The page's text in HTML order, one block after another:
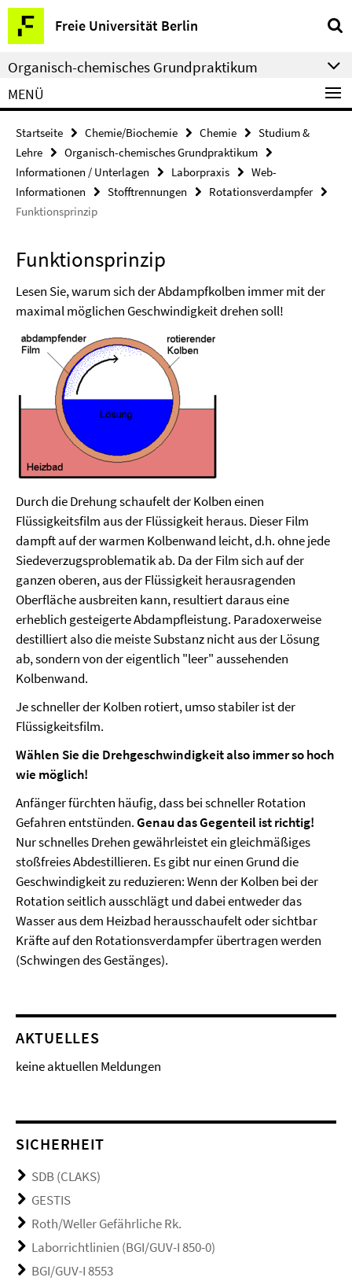
Springe
direkt
zu
Inhalt
Freie Universität Berlin
Service-
Navigation
Organisch-chemisches Grundpraktikum
MENÜ
Startseite Chemie/Biochemie Chemie
Studium &
Lehre
Organisch-chemisches Grundpraktikum
Informationen / Unterlagen
Laborpraxis
Web-
Informationen
Stofftrennungen
Rotationsverdampfer
Funktionsprinzip
Funktionsprinzip
Lesen Sie, warum sich der Abdampfkolben immer mit der
maximal möglichen Geschwindigkeit drehen soll!
Durch die Drehung schaufelt der Kolben einen
Flüssigkeitsfilm aus der Flüssigkeit heraus. Dieser Film
dampft auf der warmen Kolbenwand leicht, d.h. ohne jede
Siedeverzugsproblematik ab. Da der Film sich auf der
ganzen oberen, aus der Flüssigkeit herausragenden
Oberfläche ausbreiten kann, resultiert daraus eine
erheblich gesteigerte Abdampfleistung. Paradoxerweise
destilliert also die meiste Substanz nicht aus der Lösung
ab, sondern von der eigentlich "leer" aussehenden
Kolbenwand.
Je schneller der Kolben rotiert, umso stabiler ist der
Flüssigkeitsfilm.
Wählen Sie die Drehgeschwindigkeit also immer so hoch
wie möglich!
Anfänger fürchten häufig, dass bei schneller Rotation
Gefahren entstünden.Genau das Gegenteil ist richtig!
Nur schnelles Drehen gewährleistet ein gleichmäßiges
stoßfreies Abdestillieren. Es gibt nur einen Grund die
Geschwindigkeit zu reduzieren: Wenn der Kolben bei der
Rotation seitlich ausschlägt und dabei entweder das
Wasser aus dem Heizbad herausschaufelt oder sichtbar
Kräfte auf den Rotationsverdampfer übertragen werden
(Schwingen des Gestänges).
AKTUELLES
keine aktuellen Meldungen
SICHERHEIT
SDB (CLAKS)
GESTIS
Roth/Weller Gefährliche Rk.
Laborrichtlinien (BGI/GUV-I 850-0)
BGI/GUV-I 8553